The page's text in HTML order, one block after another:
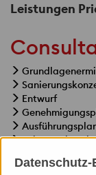
Leistungen
Entwurf